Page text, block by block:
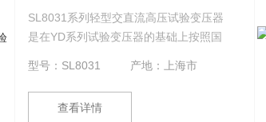
SL8031系列轻型交直流高压试验变压器
是在YD系列试验变压器的基础上按照国
后而生产的一种新型产品。本系列产品
具有体积小、重量轻、结构紧凑、功能
齐全、通用性强和使用方便等特点。特
型号：SL8031 产地：上海市
查看详情